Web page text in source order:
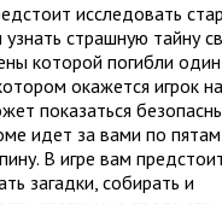
исследовать
узнать страшную тайну
которой погибли
окажется игрок
показаться
идет за вами по
В игре вам
загадки, собирать и